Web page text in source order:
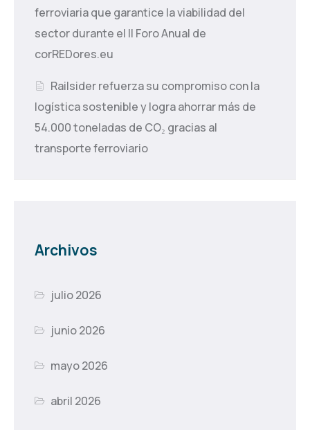
ferroviaria que garantice la viabilidad del
sector durante el II Foro Anual de
corREDores.eu
Railsider refuerza su compromiso con la
logística sostenible y logra ahorrar más de
54.000 toneladas de CO₂ gracias al
transporte ferroviario
Archivos
julio 2026
junio 2026
mayo 2026
abril 2026